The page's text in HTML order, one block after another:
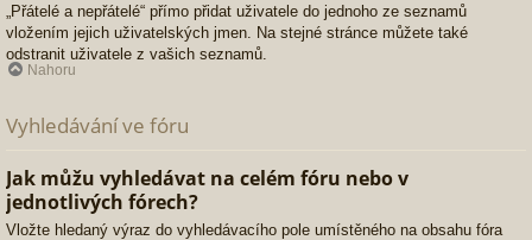
„Přátelé a nepřátelé“ přímo přidat uživatele do jednoho ze seznamů
vložením jejich uživatelských jmen. Na stejné stránce můžete také
odstranit uživatele z vašich seznamů.
Nahoru
Vyhledávání ve fóru
Jak můžu vyhledávat na celém fóru nebo v
jednotlivých fórech?
Vložte hledaný výraz do vyhledávacího pole umístěného na obsahu fóra